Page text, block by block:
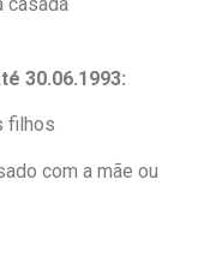
30.06.1993:
filhos
com a mãe ou